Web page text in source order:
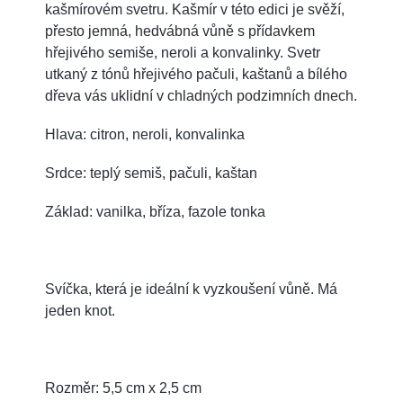
kašmírovém svetru. Kašmír v této edici je svěží,
přesto jemná, hedvábná vůně s přídavkem
hřejivého semiše, neroli a konvalinky. Svetr
utkaný z tónů hřejivého pačuli, kaštanů a bílého
dřeva vás uklidní v chladných podzimních dnech.
Hlava: citron, neroli, konvalinka
Srdce: teplý semiš, pačuli, kaštan
Základ: vanilka, bříza, fazole tonka
Svíčka, která je ideální k vyzkoušení vůně. Má
jeden knot.
Rozměr: 5,5 cm x 2,5 cm